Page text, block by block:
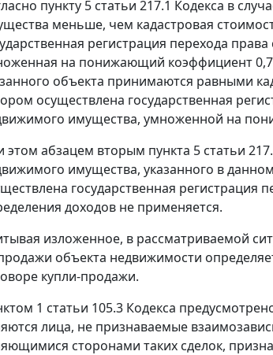
пункту 5 статьи 217.1 Кодекса в
меньше, чем кадастровая
регистрация перехода
на понижающий коэффициент
объекта принимаются равными
осуществлена государственная
имущества, умноженной на
этом абзацем вторым пункта 5 статьи
имущества, указанного в
государственная регистрация
доходов не применяется.
изложенное, в рассматриваемой
объекта недвижимости
купли-продажи.
1 статьи 105.3 Кодекса
лица, не признаваемые
сторонами таких сделок,